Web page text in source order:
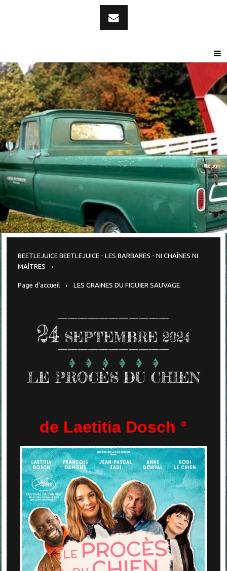
BEETLEJUICE BEETLEJUICE - LES BARBARES - NI CHAÎNES NI
MAÎTRES
Page d'accueil LES GRAINES DU FIGUIER SAUVAGE
24 SEPTEMBRE 2024
LE PROCÈS DU CHIEN
de Laetitia Dosch °